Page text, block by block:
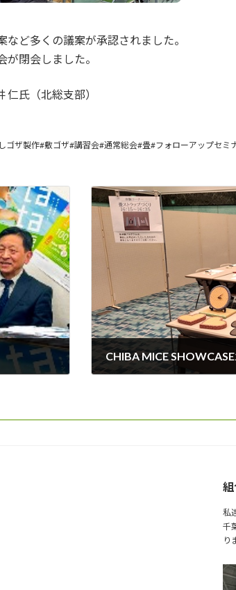
ど多くの議案が承認されました。
閉会しました。
氏（北総支部）
ザ製作#敷ゴザ#講習会#通常総会#畳#フォローアップセミ
CHIBA MICE
私
千
り